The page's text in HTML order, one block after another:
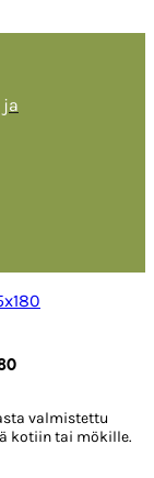
ja
valmistettu
kotiin tai mökille.